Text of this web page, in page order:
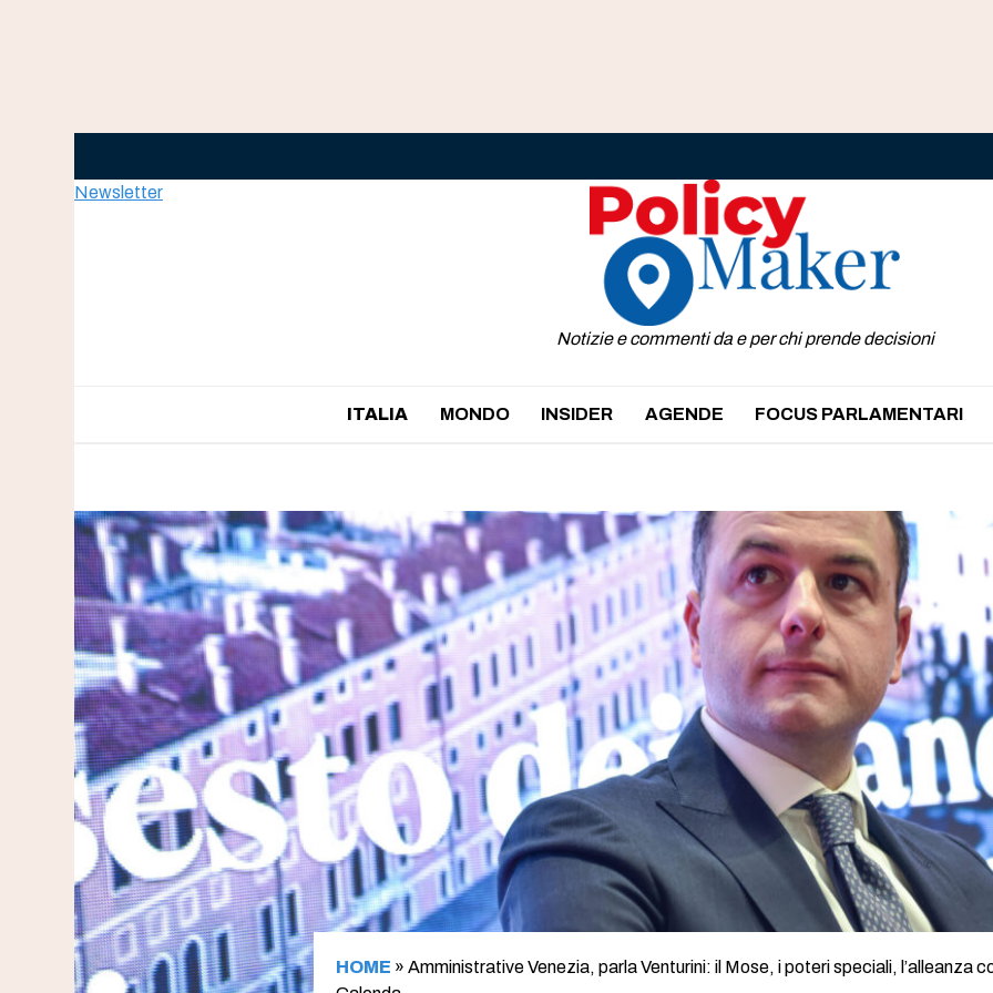
Newsletter
Notizie e commenti da e per chi prende decisioni
ITALIA MONDO INSIDER AGENDE FOCUS PARLAMENTARI
HOME »Amministrative Venezia, parla Venturini: il Mose, i poteri speciali, l’alleanza